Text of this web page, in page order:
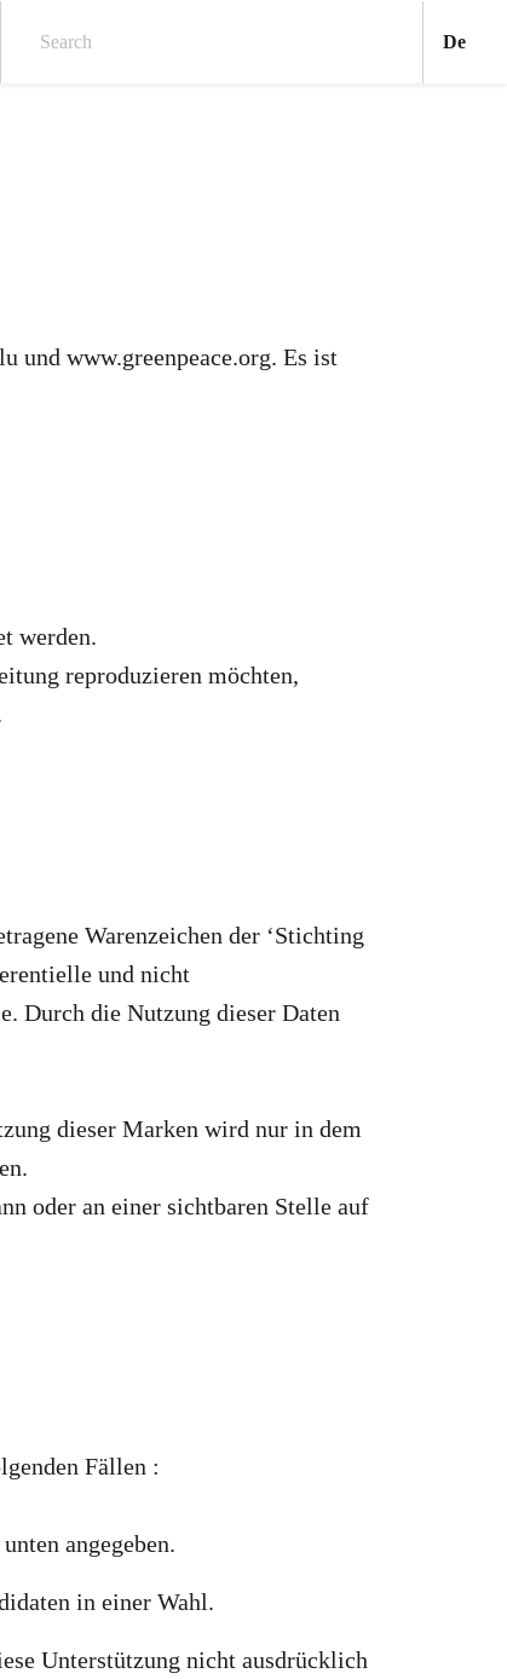
De
und www.greenpeace.org. Es ist
werden.
reproduzieren möchten,
Warenzeichen der ‘Stichting
und nicht
Durch die Nutzung dieser Daten
dieser Marken wird nur in dem
oder an einer sichtbaren Stelle auf
Fällen :
angegeben.
in einer Wahl.
Unterstützung nicht ausdrücklich